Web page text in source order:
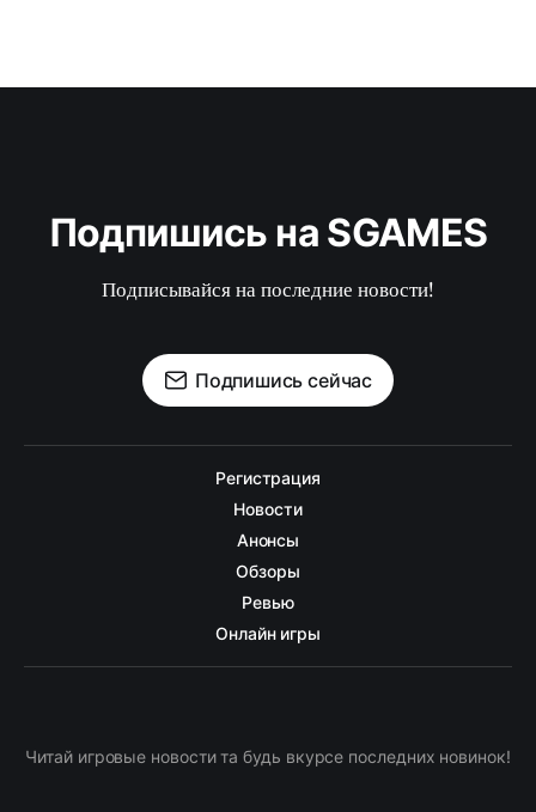
Подпишись на SGAMES
Подписывайся на последние новости!
Подпишись сейчас
Регистрация
Новости
Анонсы
Обзоры
Ревью
Онлайн игры
Читай игровые новости та будь вкурсе последних новинок!